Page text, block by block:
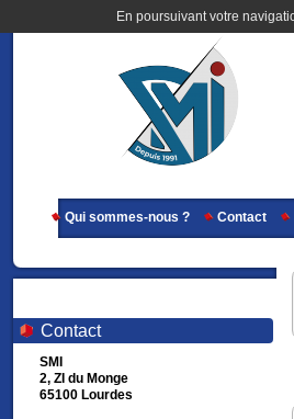
En poursuivant votre
Qui sommes-nous ? Contact
Contact
SMI
2, ZI du Monge
65100 Lourdes